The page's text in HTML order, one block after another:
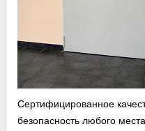
+7
Сертифицированное
безопасность любого